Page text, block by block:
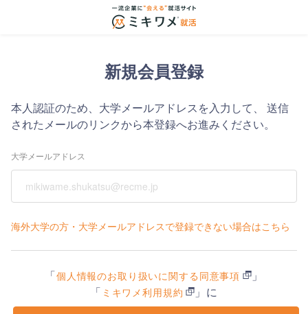
新規会員登録
本人認証のため、大学メールアドレスを入力して、
送信
されたメールのリンクから本登録へお進みください。
大学メールアドレス
海外大学の方・大学メールアドレスで登録できない場合はこちら
「個人情報のお取り扱いに関する同意事項
」
「 ミキワメ利用規約
」に